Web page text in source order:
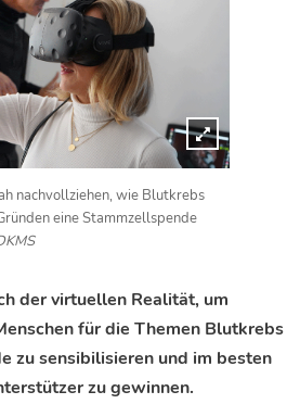
nachvollziehen, wie Blutkrebs
eine Stammzellspende
der virtuellen Realität, um
für die Themen Blutkrebs
zu sensibilisieren und im besten
zu gewinnen.